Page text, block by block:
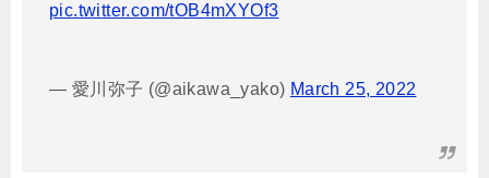
pic.twitter.com/tOB4mXYOf3
— 愛川弥子 (@aikawa_yako) March 25, 2022